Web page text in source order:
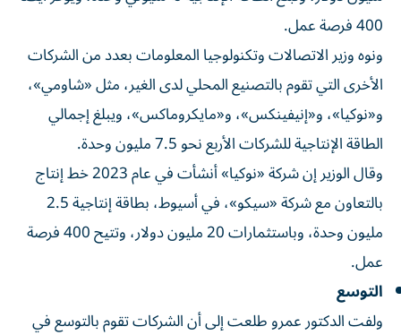
400 فرصة عمل.
ونوه وزير الاتصالات وتكنولوجيا المعلومات بعدد من الشركات
الأخرى التي تقوم بالتصنيع المحلي لدى الغير، مثل «شاومي»،
و«نوكيا»، و«إنيفينكس»، و«مايكروماكس»، ويبلغ إجمالي
الطاقة الإنتاجية للشركات الأربع نحو 7.5 مليون وحدة.
وقال الوزير إن شركة «نوكيا» أنشأت في عام 2023 خط إنتاج
بالتعاون مع شركة «سيكو»، في أسيوط، بطاقة إنتاجية 2.5
مليون وحدة، وباستثمارات 20 مليون دولار، وتتيح 400 فرصة
عمل.
التوسع
ولفت الدكتور عمرو طلعت إلى أن الشركات تقوم بالتوسع في